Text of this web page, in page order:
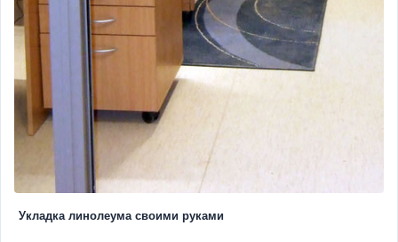
Укладка линолеума своими руками